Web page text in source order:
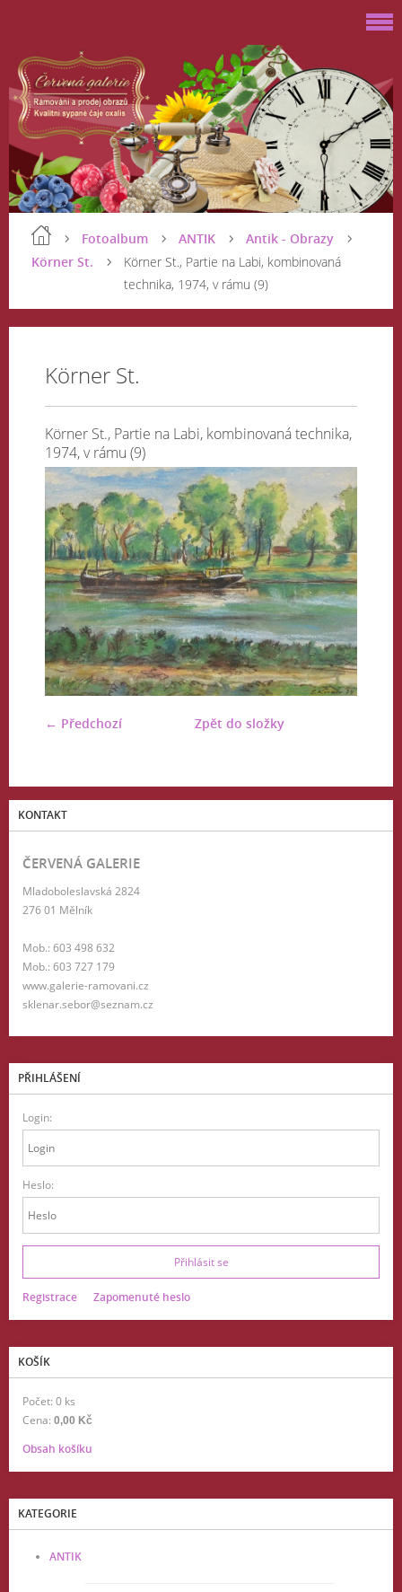
Fotoalbum ANTIK
Antik - Obrazy
Körner St.
Körner St., Partie na Labi, kombinovaná
technika, 1974, v rámu (9)
Körner St.
Körner St., Partie na Labi, kombinovaná technika,
1974, v rámu (9)
← Předchozí Zpět do složky
KONTAKT
ČERVENÁ GALERIE
Mladoboleslavská 2824
276 01 Mělník
Mob.: 603 498 632
Mob.: 603 727 179
www.galerie-ramovani.cz
sklenar.sebor@seznam.cz
PŘIHLÁŠENÍ
Login:
Heslo:
Registrace Zapomenuté heslo
KOŠÍK
Počet: 0 ks
Cena: 0,00 Kč
Obsah košíku
KATEGORIE
ANTIK